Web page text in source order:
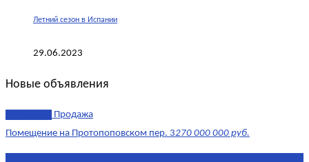
Летний сезон в Испании
29.06.2023
Новые объявления
Продажа
Помещение на Протопоповском пер. 3270 000 000 руб.